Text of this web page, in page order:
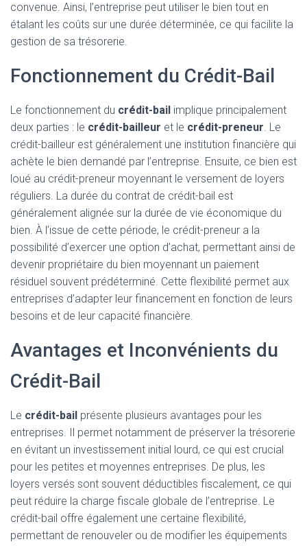
convenue. Ainsi, l’entreprise peut utiliser le bien tout en
étalant les coûts sur une durée déterminée, ce qui facilite la
gestion de sa trésorerie.
Fonctionnement du Crédit-Bail
Le fonctionnement du crédit-bail implique principalement
deux parties : le crédit-bailleur et le crédit-preneur. Le
crédit-bailleur est généralement une institution financière qui
achète le bien demandé par l’entreprise. Ensuite, ce bien est
loué au crédit-preneur moyennant le versement de loyers
réguliers. La durée du contrat de crédit-bail est
généralement alignée sur la durée de vie économique du
bien. À l’issue de cette période, le crédit-preneur a la
possibilité d’exercer une option d’achat, permettant ainsi de
devenir propriétaire du bien moyennant un paiement
résiduel souvent prédéterminé. Cette flexibilité permet aux
entreprises d’adapter leur financement en fonction de leurs
besoins et de leur capacité financière.
Avantages et Inconvénients du
Crédit-Bail
Le crédit-bail présente plusieurs avantages pour les
entreprises. Il permet notamment de préserver la trésorerie
en évitant un investissement initial lourd, ce qui est crucial
pour les petites et moyennes entreprises. De plus, les
loyers versés sont souvent déductibles fiscalement, ce qui
peut réduire la charge fiscale globale de l’entreprise. Le
crédit-bail offre également une certaine flexibilité,
permettant de renouveler ou de modifier les équipements